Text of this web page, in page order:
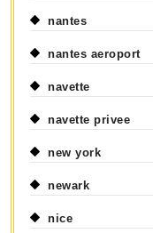
nantes
nantes aeroport
navette
navette privee
new york
newark
nice